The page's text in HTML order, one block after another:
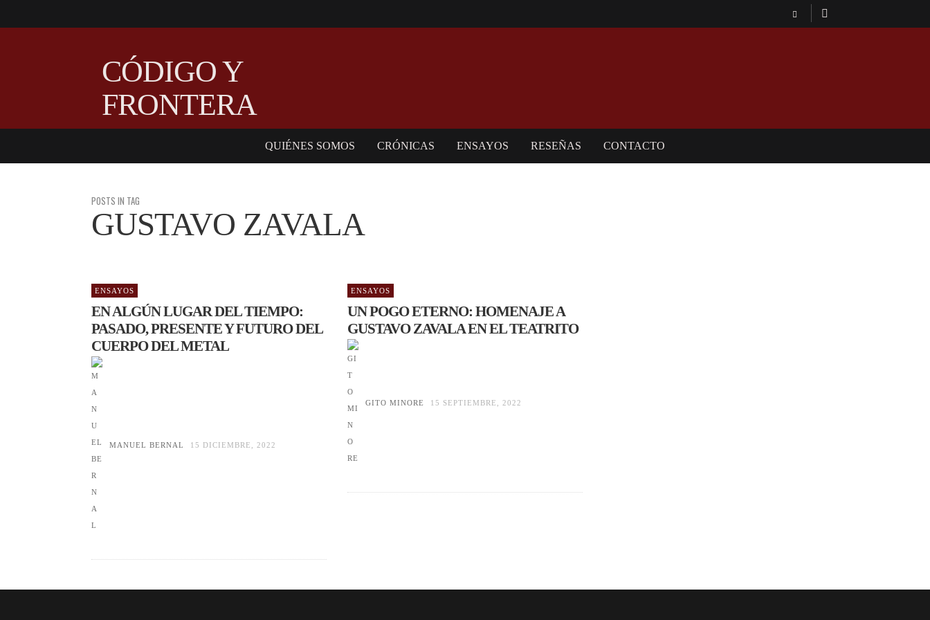
CÓDIGO Y
FRONTERA
QUIÉNES SOMOS CRÓNICAS ENSAYOS RESEÑAS CONTACTO
POSTS IN TAG
GUSTAVO ZAVALA
ENSAYOS
EN ALGÚN LUGAR DEL TIEMPO:
PASADO, PRESENTE Y FUTURO DEL
CUERPO DEL METAL
MANUEL BERNAL 15 DICIEMBRE, 2022
ENSAYOS
UN POGO ETERNO: HOMENAJE A
GUSTAVO ZAVALA EN EL TEATRITO
GITO MINORE 15 SEPTIEMBRE, 2022